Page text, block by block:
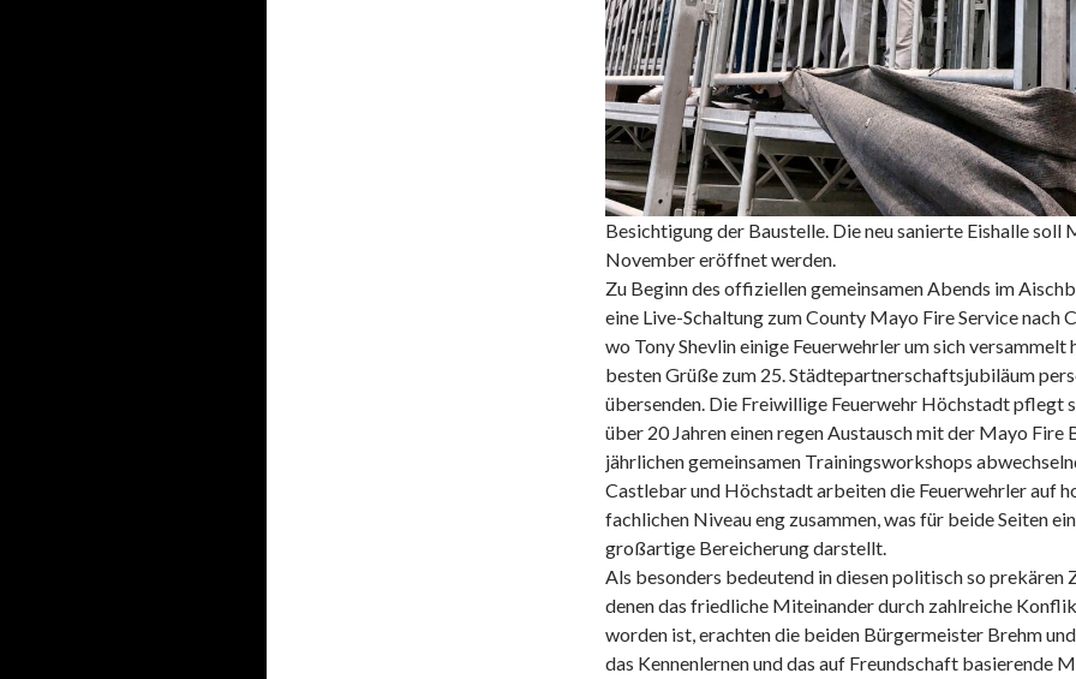
Besichtigung der Baustelle. Die neu sanierte Eishalle soll
November eröffnet werden.
Zu Beginn des offiziellen gemeinsamen Abends im
eine Live-Schaltung zum County Mayo Fire Service nach
wo Tony Shevlin einige Feuerwehrler um sich versammelt
besten Grüße zum 25. Städtepartnerschaftsjubiläum
übersenden. Die Freiwillige Feuerwehr Höchstadt pflegt
über 20 Jahren einen regen Austausch mit der Mayo Fire
jährlichen gemeinsamen Trainingsworkshops
Castlebar und Höchstadt arbeiten die Feuerwehrler auf
fachlichen Niveau eng zusammen, was für beide Seiten
großartige Bereicherung darstellt.
Als besonders bedeutend in diesen politisch so prekären
denen das friedliche Miteinander durch zahlreiche
worden ist, erachten die beiden Bürgermeister Brehm
das Kennenlernen und das auf Freundschaft basierende